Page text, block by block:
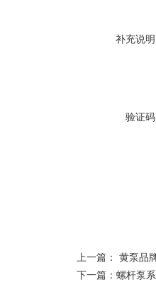
补充说
验证
上一篇： 黄泵品
下一篇： 螺杆泵